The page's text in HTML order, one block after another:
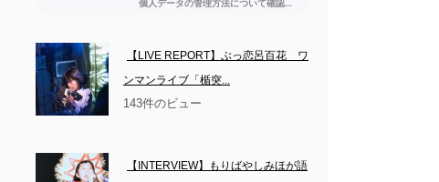
【LIVE REPORT】ぶっ恋呂百花　ワ
ンマンライブ「楯突...
143件のビュー
【INTERVIEW】もりばやしみほが語